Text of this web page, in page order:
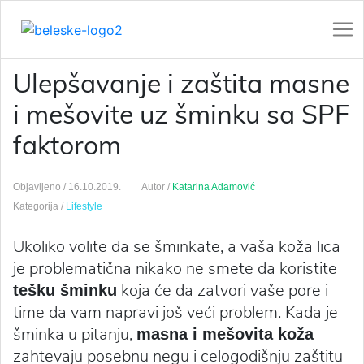
Ulepšavanje i zaštita masne
i mešovite uz šminku sa SPF
faktorom
Objavljeno / 16.10.2019. Autor / Katarina Adamović
Kategorija / Lifestyle
Ukoliko volite da se šminkate, a vaša koža lica
je problematična nikako ne smete da koristite
tešku šminku koja će da zatvori vaše pore i
time da vam napravi još veći problem. Kada je
šminka u pitanju, masna i mešovita koža
zahtevaju posebnu negu i celogodišnju zaštitu